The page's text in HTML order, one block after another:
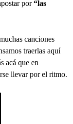
por“las
canciones
traerlas aquí
acá que en
llevar por el ritmo.